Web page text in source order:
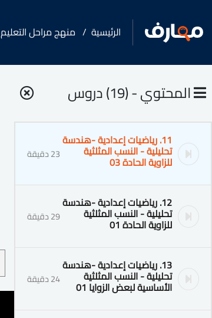
الرئيسية منهج مراحل التعليم
المحتوي - (19) دروس
11. رياضيات إعدادية -هندسة
تحليلية - النسب المثلثية
للزاوية الحادة 03 23 دقيقة
12. رياضيات إعدادية -هندسة
تحليلية - النسب المثلثية
للزاوية الحادة 01 29 دقيقة
13. رياضيات إعدادية -هندسة
تحليلية - النسب المثلثية
الأساسية لبعض الزوايا 01 24 دقيقة